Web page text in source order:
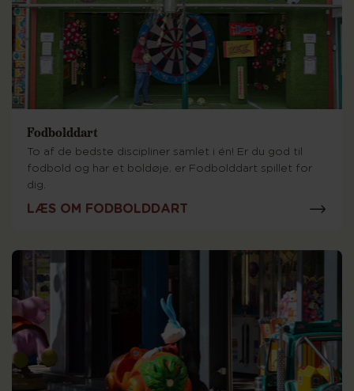
Fodbolddart
To af de bedste discipliner samlet i én! Er du god til
fodbold og har et boldøje, er Fodbolddart spillet for
dig.
LÆS OM FODBOLDDART